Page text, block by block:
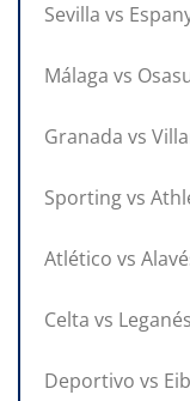
Sevilla vs
Málaga vs
Granada vs
Sporting vs
Atlético vs
Celta vs Leganés
Deportivo vs